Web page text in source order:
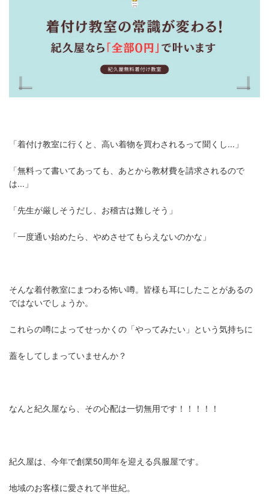
「着付け教室に行くと、高い着物を買わされるって聞くし...」
「無料って書いてあっても、あとから教材費を請求されるので
は...」
「先生が厳しそうだし、お稽古は難しそう」
「一度通い始めたら、やめさせてもらえないのかな」
そんな着付教室にまつわる怖い噂。皆様も耳にしたことがあるの
ではないでしょうか。
これらの噂によってせっかくの「やってみたい」という気持ちに
蓋をしてしまっていませんか？
なんと紀久屋なら、その心配は一切無用です！！！！！
紀久屋は、今年で創業50周年を迎える呉服屋です。
地域のお客様に愛されて半世紀。